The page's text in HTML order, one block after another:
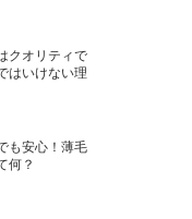
クオリティで
はいけない理
も安心！薄毛
何？